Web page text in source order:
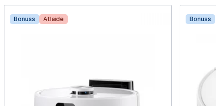
Bonuss Atlaide Bonuss